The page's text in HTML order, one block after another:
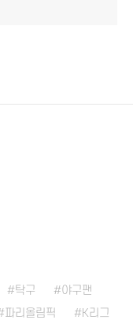
탁구
야구팬
파리올림픽 K리그